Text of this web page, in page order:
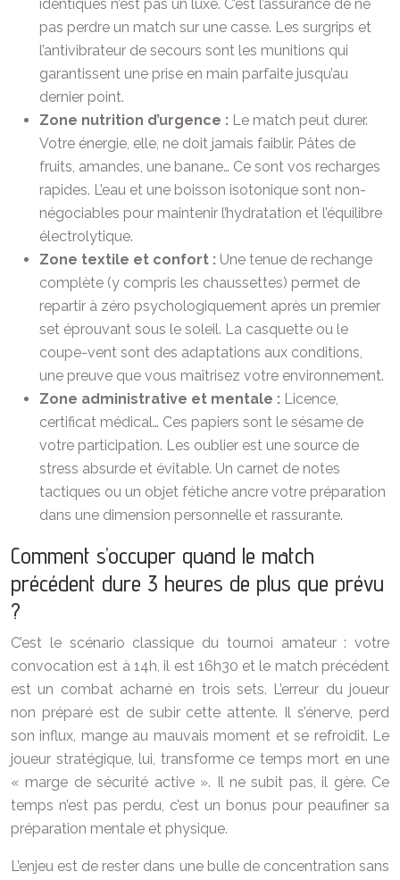
identiques n’est pas un luxe. C’est l’assurance de ne
pas perdre un match sur une casse. Les surgrips et
l’antivibrateur de secours sont les munitions qui
garantissent une prise en main parfaite jusqu’au
dernier point.
Zone nutrition d’urgence : Le match peut durer.
Votre énergie, elle, ne doit jamais faiblir. Pâtes de
fruits, amandes, une banane… Ce sont vos recharges
rapides. L’eau et une boisson isotonique sont non-
négociables pour maintenir l’hydratation et l’équilibre
électrolytique.
Zone textile et confort : Une tenue de rechange
complète (y compris les chaussettes) permet de
repartir à zéro psychologiquement après un premier
set éprouvant sous le soleil. La casquette ou le
coupe-vent sont des adaptations aux conditions,
une preuve que vous maîtrisez votre environnement.
Zone administrative et mentale : Licence,
certificat médical… Ces papiers sont le sésame de
votre participation. Les oublier est une source de
stress absurde et évitable. Un carnet de notes
tactiques ou un objet fétiche ancre votre préparation
dans une dimension personnelle et rassurante.
Comment s’occuper quand le match
précédent dure 3 heures de plus que prévu
?
C’est le scénario classique du tournoi amateur : votre
convocation est à 14h, il est 16h30 et le match précédent
est un combat acharné en trois sets. L’erreur du joueur
non préparé est de subir cette attente. Il s’énerve, perd
son influx, mange au mauvais moment et se refroidit. Le
joueur stratégique, lui, transforme ce temps mort en une
« marge de sécurité active ». Il ne subit pas, il gère. Ce
temps n’est pas perdu, c’est un bonus pour peaufiner sa
préparation mentale et physique.
L’enjeu est de rester dans une bulle de concentration sans